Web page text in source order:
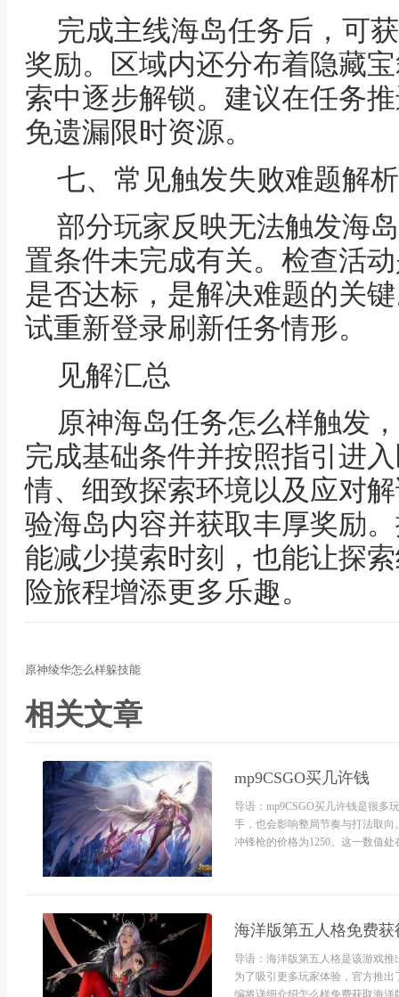
完成主线海岛任务后，可
奖励。区域内还分布着隐藏
索中逐步解锁。建议在任务
免遗漏限时资源。
七、常见触发失败难题解析
部分玩家反映无法触发海
置条件未完成有关。检查活
是否达标，是解决难题的关
试重新登录刷新任务情形。
见解汇总
原神海岛任务怎么样触发
完成基础条件并按照指引进
情、细致探索环境以及应对
验海岛内容并获取丰厚奖励
能减少摸索时刻，也能让探
险旅程增添更多乐趣。
原神绫华怎么样躲技能
相关文章
mp9CSGO买几许钱
导语：mp9CSGO买几许钱是很多
手，也会影响整局节奏与打法取向
冲锋枪的价格为1250。这一数值
海洋版第五人格免费获
导语：海洋版第五人格是该游戏
为了吸引更多玩家体验，官方推
编将详细介绍怎么样免费获取海